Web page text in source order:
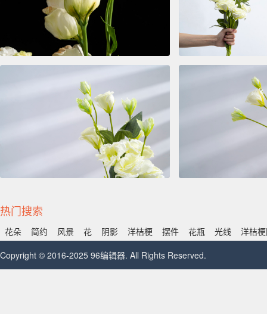
热门搜索
花朵 简约 风景 花 阴影 洋桔梗 摆件 花瓶 光线
洋桔
Copyright © 2016-2025 96编辑器. All Rights Reserved.